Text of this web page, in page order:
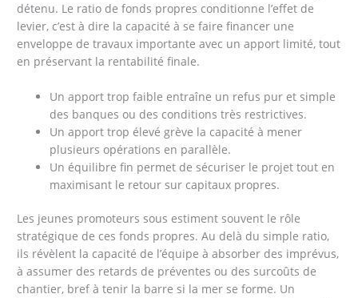
détenu. Le ratio de fonds propres conditionne l’effet de
levier, c’est à dire la capacité à se faire financer une
enveloppe de travaux importante avec un apport limité, tout
en préservant la rentabilité finale.
Un apport trop faible entraîne un refus pur et simple
des banques ou des conditions très restrictives.
Un apport trop élevé grève la capacité à mener
plusieurs opérations en parallèle.
Un équilibre fin permet de sécuriser le projet tout en
maximisant le retour sur capitaux propres.
Les jeunes promoteurs sous estiment souvent le rôle
stratégique de ces fonds propres. Au delà du simple ratio,
ils révèlent la capacité de l’équipe à absorber des imprévus,
à assumer des retards de préventes ou des surcoûts de
chantier, bref à tenir la barre si la mer se forme. Un